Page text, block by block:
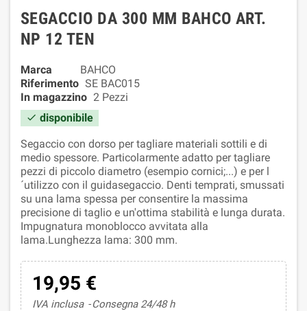
SEGACCIO DA 300 MM BAHCO ART.
NP 12 TEN
Marca
BAHCO
Riferimento SE BAC015
In magazzino 2 Pezzi
 disponibile
Segaccio con dorso per tagliare materiali sottili e di
medio spessore. Particolarmente adatto per tagliare
pezzi di piccolo diametro (esempio cornici;...) e per l
´utilizzo con il guidasegaccio. Denti temprati, smussati
su una lama spessa per consentire la massima
precisione di taglio e un'ottima stabilità e lunga durata.
Impugnatura monoblocco avvitata alla
lama.Lunghezza lama: 300 mm.
19,95 €
IVA inclusa Consegna 24/48 h